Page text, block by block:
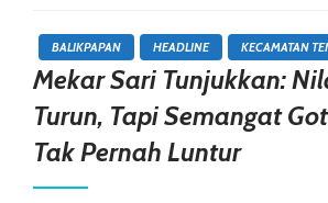
BALIKPAPAN HEADLINE KECAMATAN
Mekar Sari Tunjukkan:
Turun, Tapi Semangat
Tak Pernah Luntur